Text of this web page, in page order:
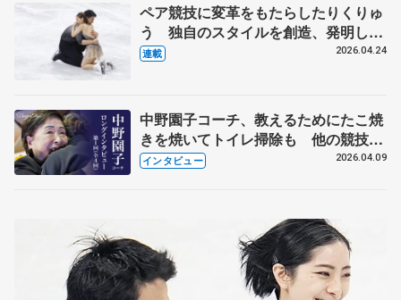
ペア競技に変革をもたらしたりくりゅ
う 独自のスタイルを創造、発明した
【引退発表後②】
連載 2026.04.24
中野園子コーチ、教えるためにたこ焼
きを焼いてトイレ掃除も 他の競技に
も通用するという坂本花織の筋肉
インタビュー 2026.04.09